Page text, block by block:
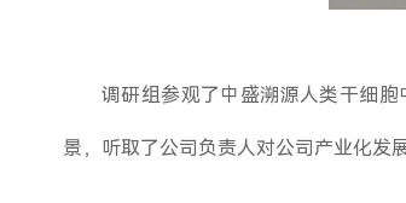
调研组参观了中盛溯源人类干细
景，听取了公司负责人对公司产业化发